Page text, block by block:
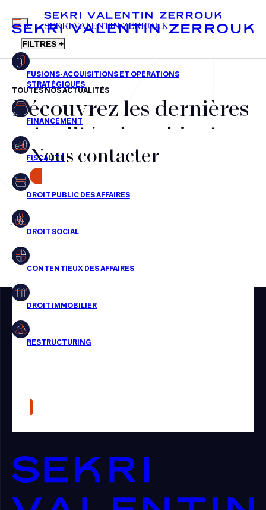
FR EN
MENU
SEKRI VALENTIN ZERROUK
FILTRES +
Fusions-acquisitions et opérations stratégiques
Financement
Fiscalité
Droit public des affaires
Droit social
Droit immobilier
Restructuring
Presse
TOUTES NOS ACTUALITÉS
Découvrez les dernières
actualités du cabinet,
nos récompenses et nos
transactions, jour après
jour
Aucun résultats pour cette recherche
Nous contacter